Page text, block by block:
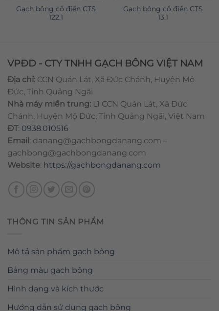
Gạch bông cổ điển CTS
122.1
Gạch bông cổ điển CTS
13.1
VPĐD - CTY TNHH GẠCH BÔNG VIỆT NAM
Địa chỉ: CCN Quán Lát, Xã Đức Chánh, Huyện Mộ
Đức, Tỉnh Quảng Ngãi
Nhà máy miền trung: L1 CCN Quán Lát, Xã Đức
Chánh, Huyện Mộ Đức, Tỉnh Quảng Ngãi, Việt Nam
ĐT: 0938.010516
Email : danang@gachbongdanang.com –
gachbong@gachbongdanang.com
Website: https://gachbongdanang.com
THÔNG TIN SẢN PHẨM
Mô tả sản phẩm gạch bông
Bảng màu gạch bông
Hình dạng và kích thước
Hướng dẫn sử dụng gạch bông